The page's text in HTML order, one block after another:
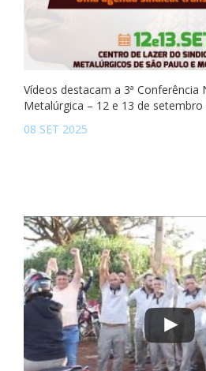
Vídeos destacam a 3ª Conferência
Metalúrgica – 12 e 13 de setembro
08 SET 2025